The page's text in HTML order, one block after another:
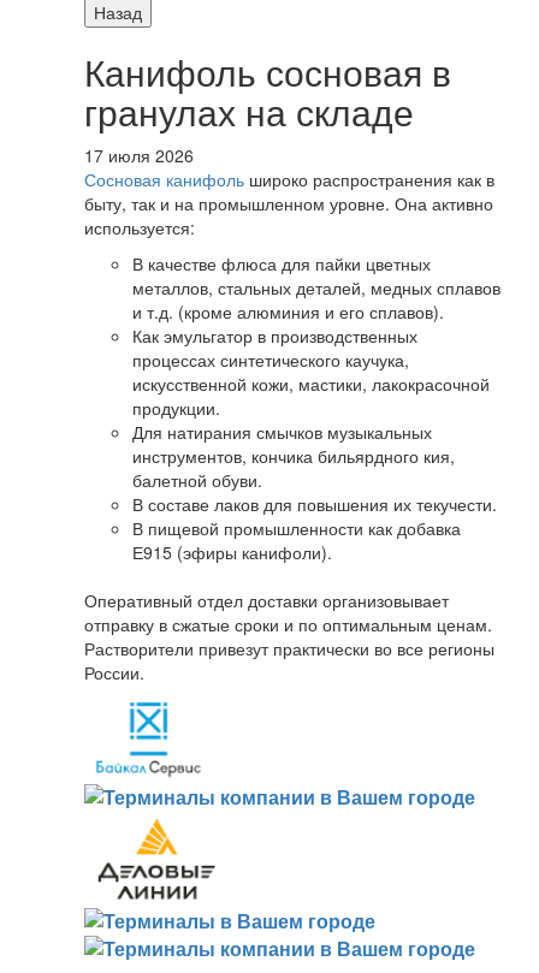
Назад
Канифоль сосновая в
гранулах на складе
17 июля 2026
Сосновая канифоль широко распространения как в
быту, так и на промышленном уровне. Она активно
используется:
В качестве флюса для пайки цветных
металлов, стальных деталей, медных сплавов
и т.д. (кроме алюминия и его сплавов).
Как эмульгатор в производственных
процессах синтетического каучука,
искусственной кожи, мастики, лакокрасочной
продукции.
Для натирания смычков музыкальных
инструментов, кончика бильярдного кия,
балетной обуви.
В составе лаков для повышения их текучести.
В пищевой промышленности как добавка
Е915 (эфиры канифоли).
Оперативный отдел доставки организовывает
отправку в сжатые сроки и по оптимальным ценам.
Растворители привезут практически во все регионы
России.